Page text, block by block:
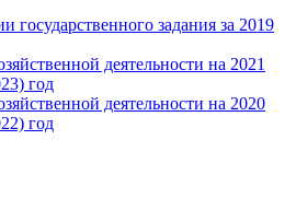
государственного задания за 2019
деятельности на 2021
год
деятельности на 2020
год